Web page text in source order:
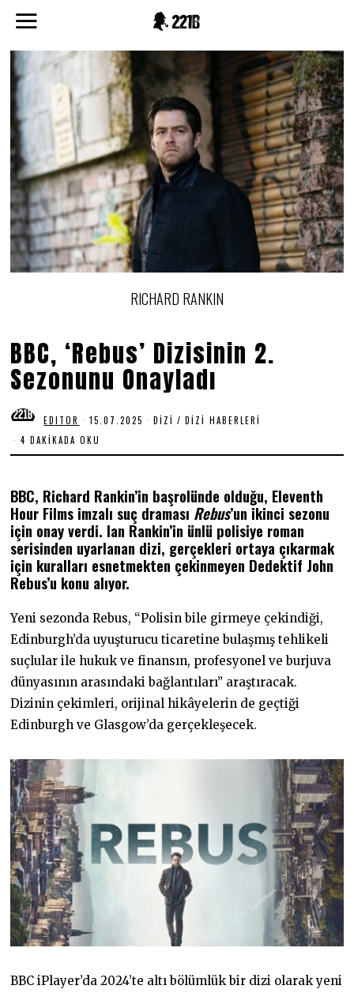
RICHARD RANKIN
BBC, ‘Rebus’ Dizisinin 2.
Sezonunu Onayladı
EDITOR 15.07.2025 1
0
2
0
2
5
DIZI / DIZI HABERLERI
4 DAKIKADA OKU
BBC, Richard Rankin’in başrolünde olduğu, Eleventh
Hour Films imzalı suç draması Rebus’un ikinci sezonu
için onay verdi. Ian Rankin’in ünlü polisiye roman
serisinden uyarlanan dizi, gerçekleri ortaya çıkarmak
için kuralları esnetmekten çekinmeyen Dedektif John
Rebus’u konu alıyor.
Yeni sezonda Rebus, “Polisin bile girmeye çekindiği,
Edinburgh’da uyuşturucu ticaretine bulaşmış tehlikeli
suçlular ile hukuk ve finansın, profesyonel ve burjuva
dünyasının arasındaki bağlantıları” araştıracak.
Dizinin çekimleri, orijinal hikâyelerin de geçtiği
Edinburgh ve Glasgow’da gerçekleşecek.
BBC iPlayer’da 2024’te altı bölümlük bir dizi olarak yeni